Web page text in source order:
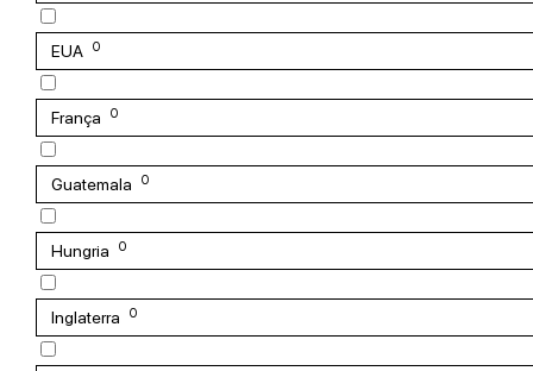
EUA 0
França 0
Guatemala 0
Hungria 0
Inglaterra 0